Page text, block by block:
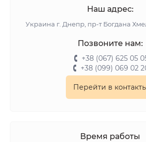
созданы с
и вниманием к вашему комфорту. В
ассортименте вы найдете масла
соблазнительных. Каждое масло
использованием
которые делают ваш опыт
полезным для кожи.
Наши масла содержат
Наш адрес:
Украина г. Днепр, пр-т Богдана
Позвоните нам:
+38 (067) 625 05
+38 (099) 069 02
Перейти в
Время работы